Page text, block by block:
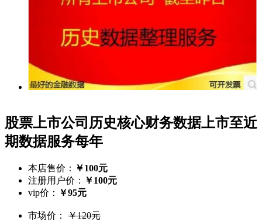
股票上市公司历史核心财务数据上市至近
期数据服务每年
本店售价： ￥100元
注册用户价： ￥100元
vip价： ￥95元
市场价： ￥120元